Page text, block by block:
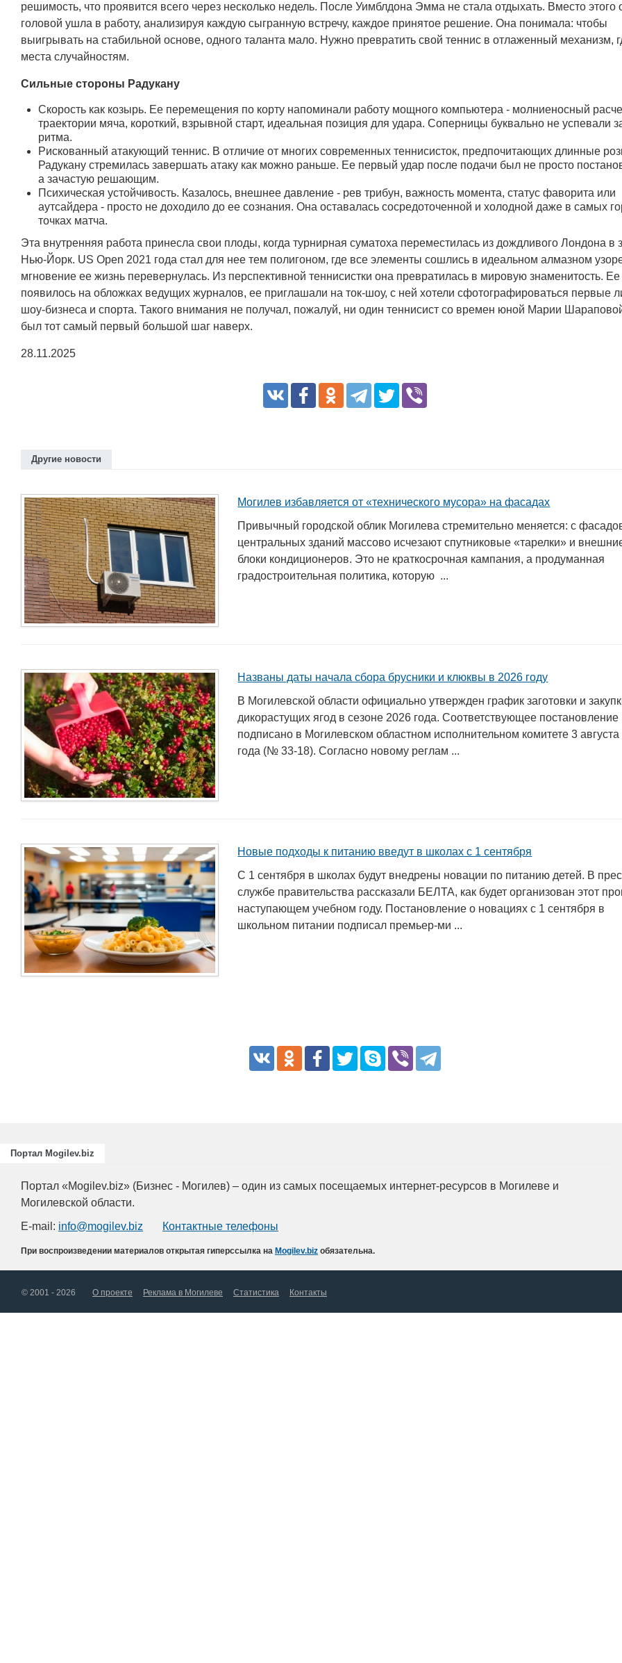
решимость, что проявится всего через несколько недель. После Уимблдона Эмма не стала отдыхать. Вместо этого
головой ушла в работу, анализируя каждую сыгранную встречу, каждое принятое решение. Она понимала: чтобы
выигрывать на стабильной основе, одного таланта мало. Нужно превратить свой теннис в отлаженный механизм,
места случайностям.
Сильные стороны Радукану
Скорость как козырь. Ее перемещения по корту напоминали работу мощного компьютера - молниеносный
траектории мяча, короткий, взрывной старт, идеальная позиция для удара. Соперницы буквально не успевали
ритма.
Рискованный атакующий теннис. В отличие от многих современных теннисисток, предпочитающих длинные
Радукану стремилась завершать атаку как можно раньше. Ее первый удар после подачи был не просто
а зачастую решающим.
Психическая устойчивость. Казалось, внешнее давление - рев трибун, важность момента, статус фаворита или
аутсайдера - просто не доходило до ее сознания. Она оставалась сосредоточенной и холодной даже в самых
точках матча.
Эта внутренняя работа принесла свои плоды, когда турнирная суматоха переместилась из дождливого Лондона в
Нью-Йорк. US Open 2021 года стал для нее тем полигоном, где все элементы сошлись в идеальном алмазном
мгновение ее жизнь перевернулась. Из перспективной теннисистки она превратилась в мировую знаменитость.
появилось на обложках ведущих журналов, ее приглашали на ток-шоу, с ней хотели сфотографироваться первые
шоу-бизнеса и спорта. Такого внимания не получал, пожалуй, ни один теннисист со времен юной Марии
был тот самый первый большой шаг наверх.
28.11.2025
Другие новости
Могилев избавляется от «технического мусора» на фасадах
Привычный городской облик Могилева стремительно меняется: с
центральных зданий массово исчезают спутниковые «тарелки» и
блоки кондиционеров. Это не краткосрочная кампания, а продуманная
градостроительная политика, которую ...
Названы даты начала сбора брусники и клюквы в 2026 году
В Могилевской области официально утвержден график заготовки и
дикорастущих ягод в сезоне 2026 года. Соответствующее постановление
подписано в Могилевском областном исполнительном комитете 3
года (№ 33-18). Согласно новому реглам ...
Новые подходы к питанию введут в школах с 1 сентября
С 1 сентября в школах будут внедрены новации по питанию детей. В
службе правительства рассказали БЕЛТА, как будет организован этот
наступающем учебном году. Постановление о новациях с 1 сентября в
школьном питании подписал премьер-ми ...
Портал Mogilev.biz
Портал «Mogilev.biz» (Бизнес - Могилев) – один из самых посещаемых интернет-ресурсов в Могилеве и
Могилевской области.
E-mail: info@mogilev.biz Контактные телефоны
При воспроизведении материалов открытая гиперссылка на Mogilev.biz обязательна.
© 2001 - 2026 О проекте Реклама в Могилеве Статистика Контакты